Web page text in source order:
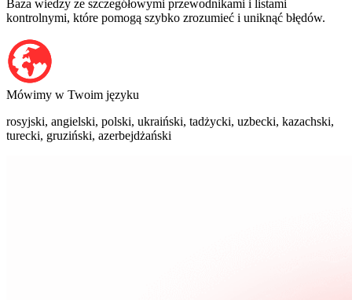
Baza wiedzy ze szczegółowymi przewodnikami i listami
kontrolnymi, które pomogą szybko zrozumieć i uniknąć błędów.
Mówimy w Twoim języku
rosyjski, angielski, polski, ukraiński, tadżycki, uzbecki, kazachski,
turecki, gruziński, azerbejdżański